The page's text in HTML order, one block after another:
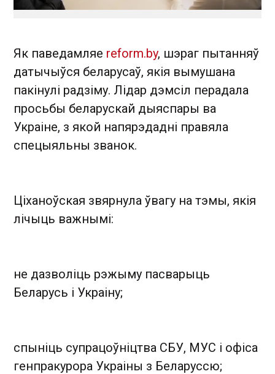
Як паведамляе reform.by, шэраг пытанняў
датычыўся беларусаў, якія вымушана
пакінулі радзіму. Лідар дэмсіл перадала
просьбы беларускай дыяспары ва
Украіне, з якой напярэдадні правяла
спецыяльны званок.
Ціханоўская звярнула ўвагу на тэмы, якія
лічыць важнымі:
не дазволіць рэжыму пасварыць
Беларусь і Украіну;
спыніць супрацоўніцтва СБУ, МУС і офіса
генпракурора Украіны з Беларуссю;